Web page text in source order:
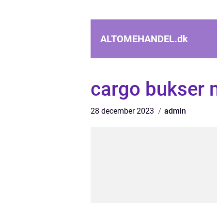
ALTOMEHANDEL.dk
cargo bukser
28 december 2023 admin